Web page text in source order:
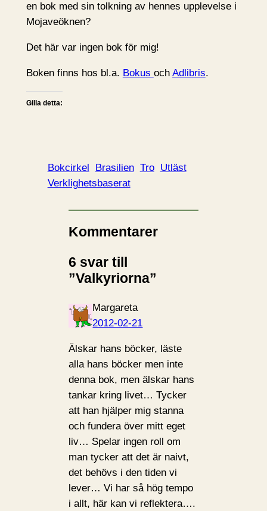
en bok med sin tolkning av hennes upplevelse i
Mojaveöknen?
Det här var ingen bok för mig!
Boken finns hos bl.a. Bokus och Adlibris.
Gilla detta:
Bokcirkel Brasilien Tro Utläst
Verklighetsbaserat
Kommentarer
6 svar till
”Valkyriorna”
Margareta
2012-02-21
Älskar hans böcker, läste
alla hans böcker men inte
denna bok, men älskar hans
tankar kring livet… Tycker
att han hjälper mig stanna
och fundera över mitt eget
liv… Spelar ingen roll om
man tycker att det är naivt,
det behövs i den tiden vi
lever… Vi har så hög tempo
i allt, här kan vi reflektera….